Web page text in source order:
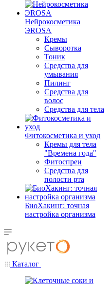
Нейрокосметика
ЭROSA
Кремы
Сыворотка
Тоник
Средства для
умывания
Пилинг
Средства для
волос
Средства для тела
Фитокосметика и уход
Кремы для тела
"Времена года"
Фитоспреи
Средства для
полости рта
БиоХакинг: точная
настройка организма
Каталог